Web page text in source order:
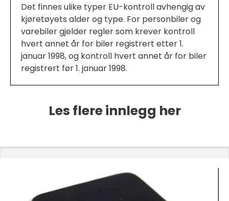
Det finnes ulike typer EU-kontroll avhengig av
kjøretøyets alder og type. For personbiler og
varebiler gjelder regler som krever kontroll
hvert annet år for biler registrert etter 1.
januar 1998, og kontroll hvert annet år for biler
registrert før 1. januar 1998.
Les flere innlegg her